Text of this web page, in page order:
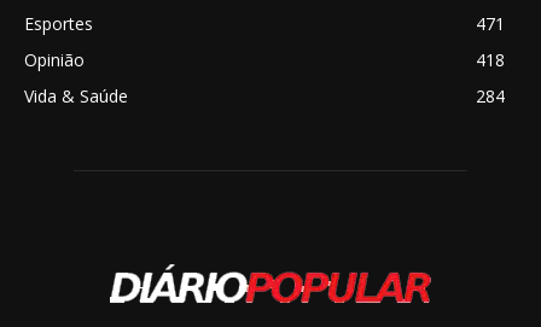
Esportes
471
Opinião
418
Vida & Saúde
284